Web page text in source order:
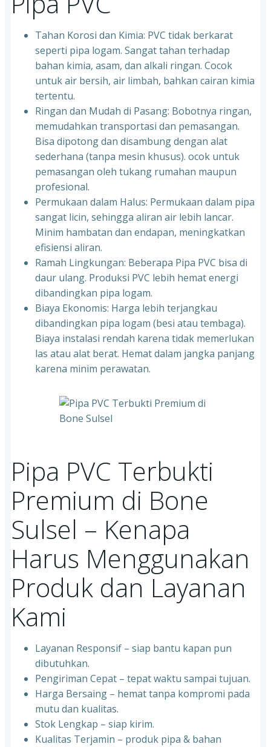
Tahan Korosi dan Kimia: PVC tidak berkarat
seperti pipa logam. Sangat tahan terhadap
bahan kimia, asam, dan alkali ringan. Cocok
untuk air bersih, air limbah, bahkan cairan kimia
tertentu.
Ringan dan Mudah di Pasang: Bobotnya ringan,
memudahkan transportasi dan pemasangan.
Bisa dipotong dan disambung dengan alat
sederhana (tanpa mesin khusus). ocok untuk
pemasangan oleh tukang rumahan maupun
profesional.
Permukaan dalam Halus: Permukaan dalam pipa
sangat licin, sehingga aliran air lebih lancar.
Minim hambatan dan endapan, meningkatkan
efisiensi aliran.
Ramah Lingkungan: Beberapa Pipa PVC bisa di
daur ulang. Produksi PVC lebih hemat energi
dibandingkan pipa logam.
Biaya Ekonomis: Harga lebih terjangkau
dibandingkan pipa logam (besi atau tembaga).
Biaya instalasi rendah karena tidak memerlukan
las atau alat berat. Hemat dalam jangka panjang
karena minim perawatan.
Pipa PVC Terbukti
Premium di Bone
Sulsel – Kenapa
Harus Menggunakan
Produk dan Layanan
Kami
Layanan Responsif – siap bantu kapan pun
dibutuhkan.
Pengiriman Cepat – tepat waktu sampai tujuan.
Harga Bersaing – hemat tanpa kompromi pada
mutu dan kualitas.
Stok Lengkap – siap kirim.
Kualitas Terjamin – produk pipa & bahan